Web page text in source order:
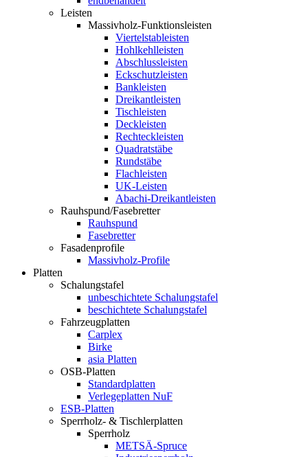
Leisten
Massivholz-Funktionsleisten
Viertelstableisten
Hohlkehlleisten
Abschlussleisten
Eckschutzleisten
Bankleisten
Dreikantleisten
Tischleisten
Deckleisten
Rechteckleisten
Quadratstäbe
Rundstäbe
Flachleisten
UK-Leisten
Abachi-Dreikantleisten
Rauhspund/Fasebretter
Rauhspund
Fasebretter
Fasadenprofile
Massivholz-Profile
Platten
Schalungstafel
unbeschichtete Schalungstafel
beschichtete Schalungstafel
Fahrzeugplatten
Carplex
Birke
asia Platten
OSB-Platten
Standardplatten
Verlegeplatten NuF
ESB-Platten
Sperrholz- & Tischlerplatten
Sperrholz
METSÄ-Spruce